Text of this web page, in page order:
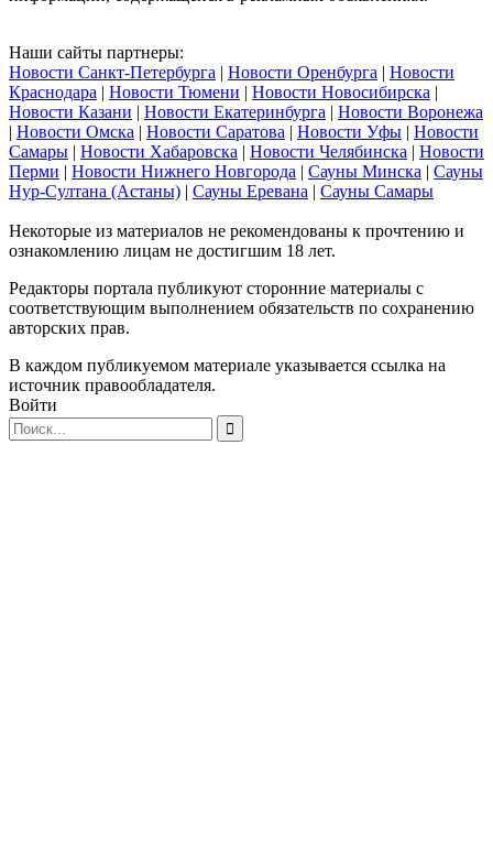
Наши сайты партнеры:
Новости Санкт-Петербурга | Новости Оренбурга | Новости
Краснодара | Новости Тюмени | Новости Новосибирска |
Новости Казани | Новости Екатеринбурга | Новости Воронежа
| Новости Омска | Новости Саратова | Новости Уфы | Новости
Самары | Новости Хабаровска | Новости Челябинска | Новости
Перми | Новости Нижнего Новгорода | Сауны Минска | Сауны
Нур-Султана (Астаны) | Сауны Еревана | Сауны Самары
Некоторые из материалов не рекомендованы к прочтению и
ознакомлению лицам не достигшим 18 лет.
Редакторы портала публикуют сторонние материалы с
соответствующим выполнением обязательств по сохранению
авторских прав.
В каждом публикуемом материале указывается ссылка на
источник правообладателя.
Войти